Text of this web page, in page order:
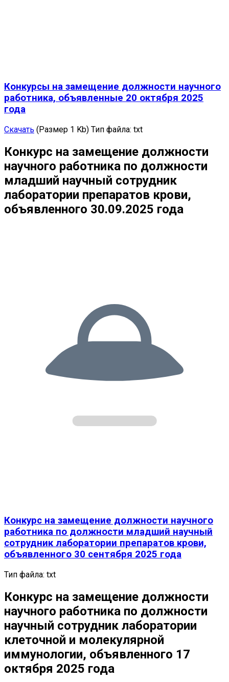
Конкурсы на замещение должности научного
работника, объявленные 20 октября 2025
года
Скачать (Размер 1 Kb) Тип файла: txt
Конкурс на замещение должности
научного работника по должности
младший научный сотрудник
лаборатории препаратов крови,
объявленного 30.09.2025 года
Конкурс на замещение должности научного
работника по должности младший научный
сотрудник лаборатории препаратов крови,
объявленного 30 сентября 2025 года
Тип файла: txt
Конкурс на замещение должности
научного работника по должности
научный сотрудник лаборатории
клеточной и молекулярной
иммунологии, объявленного 17
октября 2025 года